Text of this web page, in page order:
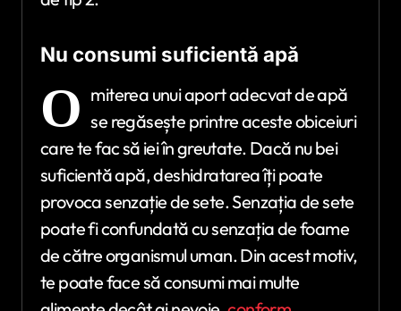
Nu consumi suficientă apă
O miterea unui aport adecvat de apă
se regăsește printre aceste obiceiuri
care te fac să iei în greutate. Dacă nu bei
suficientă apă, deshidratarea îți poate
provoca senzație de sete. Senzația de sete
poate fi confundată cu senzația de foame
de către organismul uman. Din acest motiv,
te poate face să consumi mai multe